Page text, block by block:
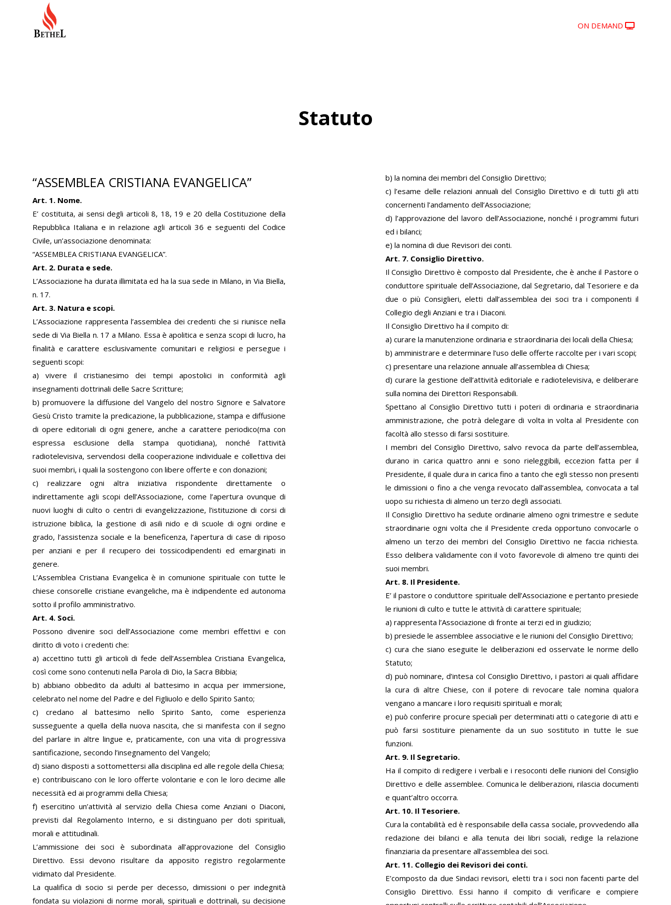
ON DEMAND
Statuto
“ASSEMBLEA CRISTIANA EVANGELICA”
Art. 1. Nome.
E’ costituita, ai sensi degli articoli 8, 18, 19 e 20 della Costituzione della
Repubblica Italiana e in relazione agli articoli 36 e seguenti del Codice
Civile, un’associazione denominata:
“ASSEMBLEA CRISTIANA EVANGELICA”.
Art. 2. Durata e sede.
L’Associazione ha durata illimitata ed ha la sua sede in Milano, in Via Biella,
n. 17.
Art. 3. Natura e scopi.
L’Associazione rappresenta l’assemblea dei credenti che si riunisce nella
sede di Via Biella n. 17 a Milano. Essa è apolitica e senza scopi di lucro, ha
finalità e carattere esclusivamente comunitari e religiosi e persegue i
seguenti scopi:
a) vivere il cristianesimo dei tempi apostolici in conformità agli
insegnamenti dottrinali delle Sacre Scritture;
b) promuovere la diffusione del Vangelo del nostro Signore e Salvatore
Gesù Cristo tramite la predicazione, la pubblicazione, stampa e diffusione
di opere editoriali di ogni genere, anche a carattere periodico(ma con
espressa esclusione della stampa quotidiana), nonché l’attività
radiotelevisiva, servendosi della cooperazione individuale e collettiva dei
suoi membri, i quali la sostengono con libere offerte e con donazioni;
c) realizzare ogni altra iniziativa rispondente direttamente o
indirettamente agli scopi dell’Associazione, come l’apertura ovunque di
nuovi luoghi di culto o centri di evangelizzazione, l’istituzione di corsi di
istruzione biblica, la gestione di asili nido e di scuole di ogni ordine e
grado, l’assistenza sociale e la beneficenza, l’apertura di case di riposo
per anziani e per il recupero dei tossicodipendenti ed emarginati in
genere.
L’Assemblea Cristiana Evangelica è in comunione spirituale con tutte le
chiese consorelle cristiane evangeliche, ma è indipendente ed autonoma
sotto il profilo amministrativo.
Art. 4. Soci.
Possono divenire soci dell’Associazione come membri effettivi e con
diritto di voto i credenti che:
a) accettino tutti gli articoli di fede dell’Assemblea Cristiana Evangelica,
così come sono contenuti nella Parola di Dio, la Sacra Bibbia;
b) abbiano obbedito da adulti al battesimo in acqua per immersione,
celebrato nel nome del Padre e del Figliuolo e dello Spirito Santo;
c) credano al battesimo nello Spirito Santo, come esperienza
susseguente a quella della nuova nascita, che si manifesta con il segno
del parlare in altre lingue e, praticamente, con una vita di progressiva
santificazione, secondo l’insegnamento del Vangelo;
d) siano disposti a sottomettersi alla disciplina ed alle regole della Chiesa;
e) contribuiscano con le loro offerte volontarie e con le loro decime alle
necessità ed ai programmi della Chiesa;
f) esercitino un’attività al servizio della Chiesa come Anziani o Diaconi,
previsti dal Regolamento Interno, e si distinguano per doti spirituali,
morali e attitudinali.
L’ammissione dei soci è subordinata all’approvazione del Consiglio
Direttivo. Essi devono risultare da apposito registro regolarmente
vidimato dal Presidente.
La qualifica di socio si perde per decesso, dimissioni o per indegnità
fondata su violazioni di norme morali, spirituali e dottrinali, su decisione
b) la nomina dei membri del Consiglio Direttivo;
c) l’esame delle relazioni annuali del Consiglio Direttivo e di tutti gli atti
concernenti l’andamento dell’Associazione;
d) l’approvazione del lavoro dell’Associazione, nonché i programmi futuri
ed i bilanci;
e) la nomina di due Revisori dei conti.
Art. 7. Consiglio Direttivo.
Il Consiglio Direttivo è composto dal Presidente, che è anche il Pastore o
conduttore spirituale dell’Associazione, dal Segretario, dal Tesoriere e da
due o più Consiglieri, eletti dall’assemblea dei soci tra i componenti il
Collegio degli Anziani e tra i Diaconi.
Il Consiglio Direttivo ha il compito di:
a) curare la manutenzione ordinaria e straordinaria dei locali della Chiesa;
b) amministrare e determinare l’uso delle offerte raccolte per i vari scopi;
c) presentare una relazione annuale all’assemblea di Chiesa;
d) curare la gestione dell’attività editoriale e radiotelevisiva, e deliberare
sulla nomina dei Direttori Responsabili.
Spettano al Consiglio Direttivo tutti i poteri di ordinaria e straordinaria
amministrazione, che potrà delegare di volta in volta al Presidente con
facoltà allo stesso di farsi sostituire.
I membri del Consiglio Direttivo, salvo revoca da parte dell’assemblea,
durano in carica quattro anni e sono rieleggibili, eccezion fatta per il
Presidente, il quale dura in carica fino a tanto che egli stesso non presenti
le dimissioni o fino a che venga revocato dall’assemblea, convocata a tal
uopo su richiesta di almeno un terzo degli associati.
Il Consiglio Direttivo ha sedute ordinarie almeno ogni trimestre e sedute
straordinarie ogni volta che il Presidente creda opportuno convocarle o
almeno un terzo dei membri del Consiglio Direttivo ne faccia richiesta.
Esso delibera validamente con il voto favorevole di almeno tre quinti dei
suoi membri.
Art. 8. Il Presidente.
E’ il pastore o conduttore spirituale dell’Associazione e pertanto presiede
le riunioni di culto e tutte le attività di carattere spirituale;
a) rappresenta l’Associazione di fronte ai terzi ed in giudizio;
b) presiede le assemblee associative e le riunioni del Consiglio Direttivo;
c) cura che siano eseguite le deliberazioni ed osservate le norme dello
Statuto;
d) può nominare, d’intesa col Consiglio Direttivo, i pastori ai quali affidare
la cura di altre Chiese, con il potere di revocare tale nomina qualora
vengano a mancare i loro requisiti spirituali e morali;
e) può conferire procure speciali per determinati atti o categorie di atti e
può farsi sostituire pienamente da un suo sostituto in tutte le sue
funzioni.
Art. 9. Il Segretario.
Ha il compito di redigere i verbali e i resoconti delle riunioni del Consiglio
Direttivo e delle assemblee. Comunica le deliberazioni, rilascia documenti
e quant’altro occorra.
Art. 10. Il Tesoriere.
Cura la contabilità ed è responsabile della cassa sociale, provvedendo alla
redazione dei bilanci e alla tenuta dei libri sociali, redige la relazione
finanziaria da presentare all’assemblea dei soci.
Art. 11. Collegio dei Revisori dei conti.
E’composto da due Sindaci revisori, eletti tra i soci non facenti parte del
Consiglio Direttivo. Essi hanno il compito di verificare e compiere